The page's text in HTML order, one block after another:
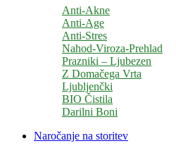
Anti-Akne
Anti-Age
Anti-Stres
Nahod-Viroza-Prehlad
Prazniki – Ljubezen
Z Domačega Vrta
Ljubljenčki
BIO Čistila
Darilni Boni
Naročanje na storitev